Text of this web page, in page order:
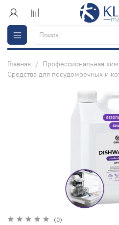
Главная
Профессиональная
Cредства для посудомоечных и
(0)